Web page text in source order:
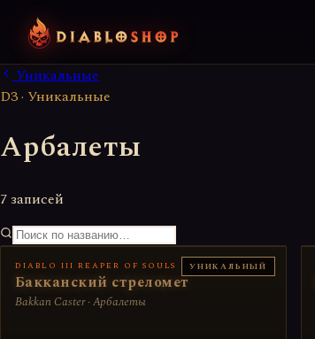
Уникальные
D3 · Уникальные
Арбалеты
7 записей
УНИКАЛЬНЫЙ
DIABLO III REAPER OF SOULS
Бакканский стреломет
Bakkan Caster · Арбалеты